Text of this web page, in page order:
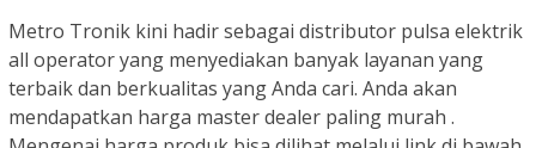
Metro Tronik kini hadir sebagai distributor pulsa elektrik
all operator yang menyediakan banyak layanan yang
terbaik dan berkualitas yang Anda cari. Anda akan
mendapatkan harga master dealer paling murah .